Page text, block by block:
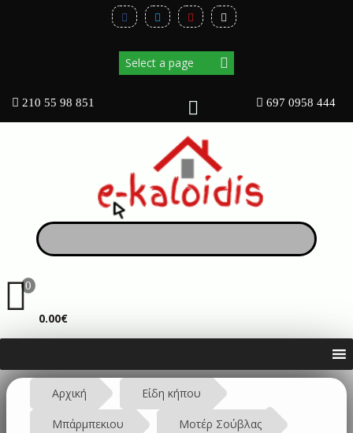
210 55 98 851 697 0958 444
0ΚΑΛΆΘΙ
0.00€
Αρχική Είδη κήπου
Μπάρμπεκιου Μοτέρ Σούβλας